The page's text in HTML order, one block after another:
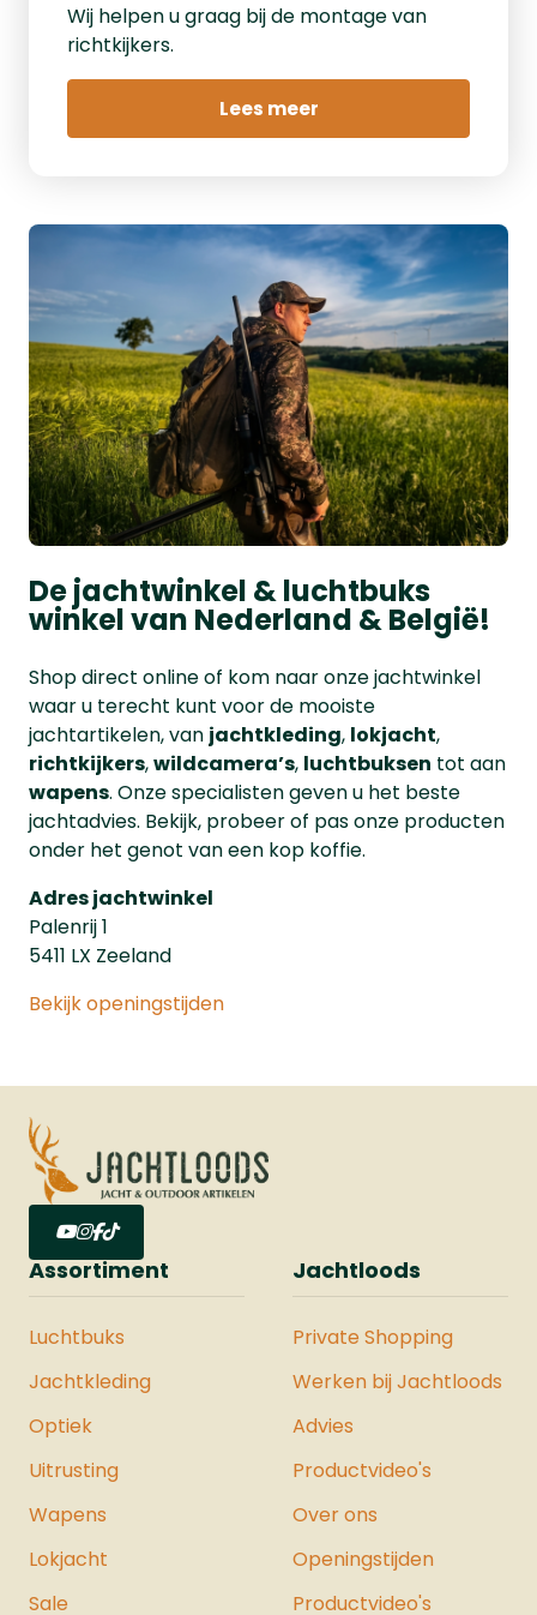
Wij helpen u graag bij de montage van
richtkijkers.
Lees meer
De jachtwinkel & luchtbuks
winkel van Nederland & België!
Shop direct online of kom naar onze jachtwinkel
waar u terecht kunt voor de mooiste
jachtartikelen, van jachtkleding, lokjacht,
richtkijkers,wildcamera’s, luchtbuksen tot aan
wapens. Onze specialisten geven u het beste
jachtadvies. Bekijk, probeer of pas onze producten
onder het genot van een kop koffie.
Adres jachtwinkel
Palenrij 1
5411 LX Zeeland
Bekijk openingstijden
Assortiment
Luchtbuks
Jachtkleding
Optiek
Uitrusting
Wapens
Lokjacht
Sale
Jachtloods
Private Shopping
Werken bij Jachtloods
Advies
Productvideo's
Over ons
Openingstijden
Productvideo's